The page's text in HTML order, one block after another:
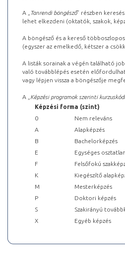
A „ Tanrendi böngésző” részben
lehet elkezdeni (oktatók, szakok,
A böngésző és a kereső
(egyszer az emelkedő, kétszer a
A listák sorainak a végén található
való továbblépés esetén
vagy lépjen vissza a böngészője
A „ Képzési programok szerinti
Képzési forma (szint)
0
Nem releváns
A
Alapképzés
B
Bachelorképzés
E
Egységes
F
Felsőfokú
K
Kiegészítő
M
Mesterképzés
P
Doktori képzés
S
Szakirányú
X
Egyéb képzés